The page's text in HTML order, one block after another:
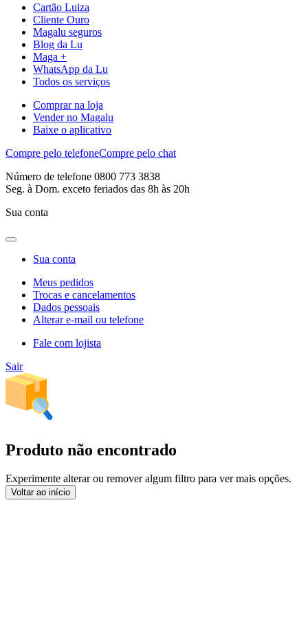
Cartão Luiza
Cliente Ouro
Magalu seguros
Blog da Lu
Maga +
WhatsApp da Lu
Todos os serviços
Comprar na loja
Vender no Magalu
Baixe o aplicativo
Compre pelo telefoneCompre pelo chat
Número de telefone 0800 773 3838
Seg. à Dom. exceto feriados das 8h às 20h
Sua conta
Sua conta
Meus pedidos
Trocas e cancelamentos
Dados pessoais
Alterar e-mail ou telefone
Fale com lojista
Sair
Produto não encontrado
Experimente alterar ou remover algum filtro para ver mais opções.
Voltar ao início